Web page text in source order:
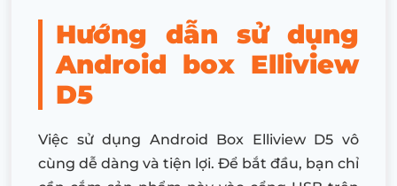
Hướng dẫn sử dụng
Android box Elliview
D5
Việc sử dụng Android Box Elliview D5 vô
cùng dễ dàng và tiện lợi. Để bắt đầu, bạn chỉ